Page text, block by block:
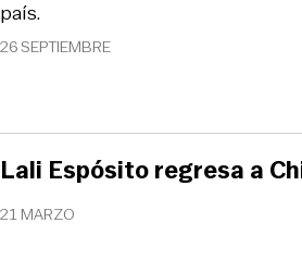
26 SEPTIEMBRE
país.
21 MARZO
Lali Espósito regresa a